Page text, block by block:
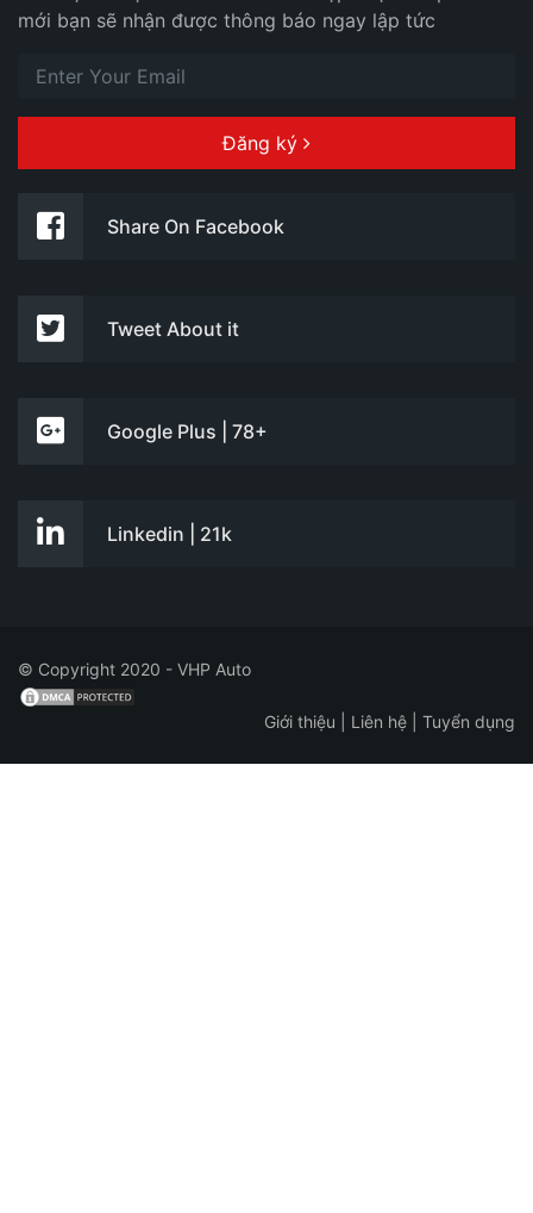
mới bạn sẽ nhận được thông báo ngay lập tức
Đăng ký
Share On Facebook
Tweet About it
Google Plus | 78+
Linkedin | 21k
© Copyright 2020 - VHP Auto
Giới thiệu Liên hệ Tuyển dụng